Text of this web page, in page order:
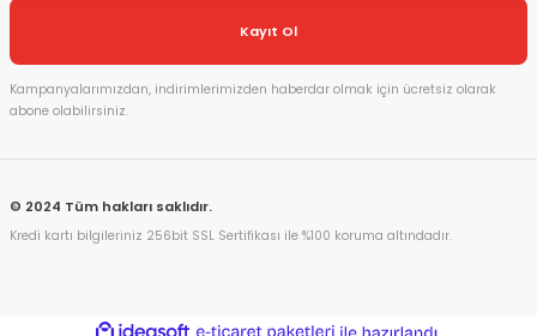
Kayıt Ol
Kampanyalarımızdan, indirimlerimizden haberdar olmak için ücretsiz olarak
abone olabilirsiniz.
© 2024 Tüm hakları saklıdır.
Kredi kartı bilgileriniz 256bit SSL Sertifikası ile %100 koruma altındadır.
ideasoft e-